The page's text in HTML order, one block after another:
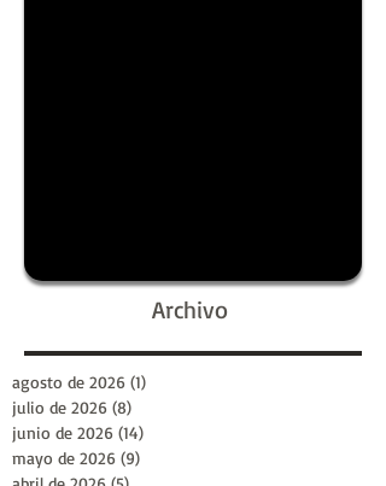
Archivo
agosto de 2026 (1)
julio de 2026 (8)
junio de 2026 (14)
mayo de 2026 (9)